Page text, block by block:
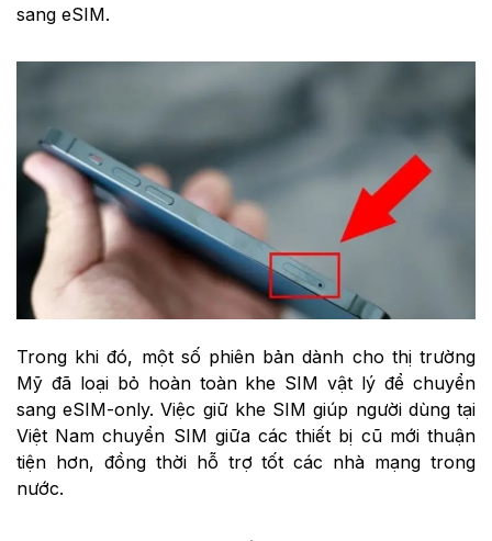
sang eSIM.
Trong khi đó, một số phiên bản dành cho thị trường
Mỹ đã loại bỏ hoàn toàn khe SIM vật lý để chuyển
sang eSIM-only. Việc giữ khe SIM giúp người dùng tại
Việt Nam chuyển SIM giữa các thiết bị cũ mới thuận
tiện hơn, đồng thời hỗ trợ tốt các nhà mạng trong
nước.